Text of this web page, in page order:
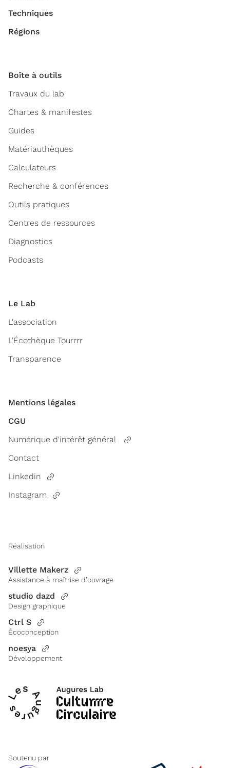
Techniques
Régions
Boîte à outils
Travaux du lab
Chartes & manifestes
Guides
Matériauthèques
Calculateurs
Recherche & conférences
Outils pratiques
Centres de ressources
Diagnostics
Podcasts
Le Lab
L'association
L'Écothèque Tourrrr
Transparence
Mentions légales
CGU
Numérique d'intérêt général
Contact
Linkedin
Instagram
Réalisation
Villette Makerz
Assistance à maîtrise d’ouvrage
studio dazd
Design graphique
Ctrl S
Écoconception
noesya
Développement
Soutenu par